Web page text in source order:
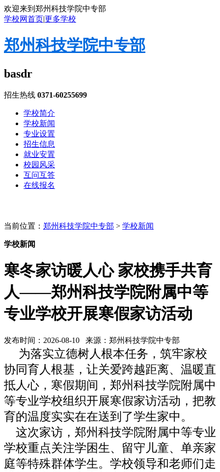
欢迎来到郑州科技学院中专部
学校网首页|更多学校
郑州科技学院中专部
basdr
招生热线 0371-60255699
学校简介
学校新闻
专业设置
招生信息
就业安置
校园风采
互问互答
在线报名
当前位置： 郑州科技学院中专部 > 学校新闻
学校新闻
寒冬家访暖人心 家校携手共育
人——郑州科技学院附属中等
专业学校开展寒假家访活动
发布时间：2026-08-10 来源：郑州科技学院中专部
为落实立德树人根本任务，筑牢家校
协同育人根基，让关爱跨越距离、温暖直
抵人心，寒假期间，郑州科技学院附属中
等专业学校组织开展寒假家访活动，把教
育的温度实实在在送到了学生家中。
这次家访，郑州科技学院附属中等专业
学校重点关注学困生、留守儿童、单亲家
庭等特殊群体学生。学校领导和老师们走